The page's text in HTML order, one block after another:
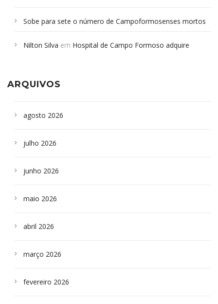
Sobe para sete o número de Campoformosenses mortos
Campoformosenses que morreram em desabamentos são
Nilton Silva em Hospital de Campo Formoso adquire
ARQUIVOS
agosto 2026
julho 2026
junho 2026
maio 2026
abril 2026
março 2026
fevereiro 2026